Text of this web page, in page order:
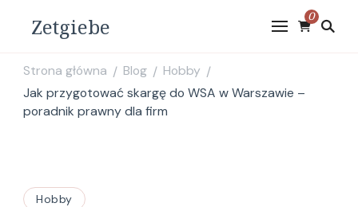
Zetgiebe 0
Strona główna / Blog / Hobby /
Jak przygotować skargę do WSA w Warszawie –
poradnik prawny dla firm
Hobby